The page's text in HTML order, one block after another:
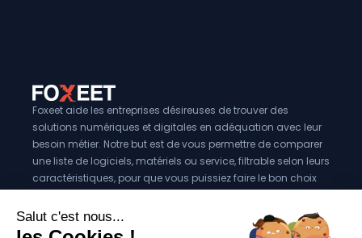
Foxeet aide les entreprises désireuses de trouver des
solutions numériques et digitales en adéquation avec leur
besoin métier. Notre but est de vous permettre de comparer
une liste de logiciels, matériels ou service, filtrable selon leurs
caractéristiques, pour que vous puissiez faire le bon choix